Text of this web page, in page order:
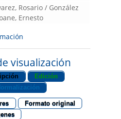
Rosario / González
Ernesto
visualización
Edición
Formato original